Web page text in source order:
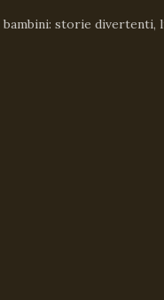
storie divertenti,